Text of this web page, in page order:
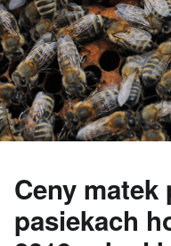
Ceny
pasiekach